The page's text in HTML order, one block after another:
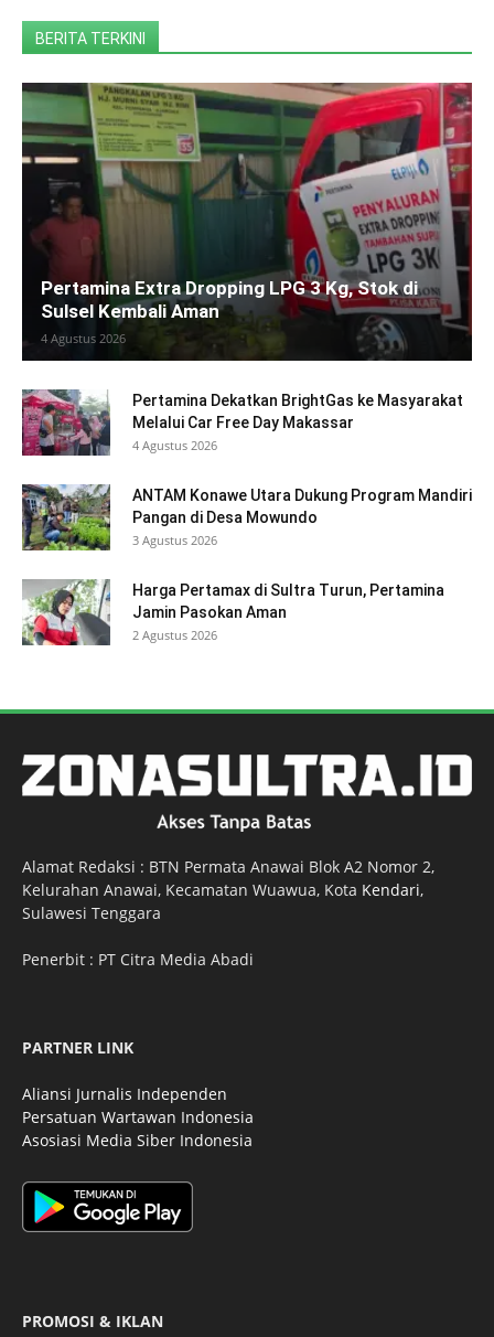
BERITA TERKINI
Pertamina Extra Dropping LPG 3 Kg, Stok di
Sulsel Kembali Aman
4 Agustus 2026
Pertamina Dekatkan BrightGas ke Masyarakat
Melalui Car Free Day Makassar
4 Agustus 2026
ANTAM Konawe Utara Dukung Program Mandiri
Pangan di Desa Mowundo
3 Agustus 2026
Harga Pertamax di Sultra Turun, Pertamina
Jamin Pasokan Aman
2 Agustus 2026
Alamat Redaksi : BTN Permata Anawai Blok A2 Nomor 2,
Kelurahan Anawai, Kecamatan Wuawua, Kota Kendari,
Sulawesi Tenggara
Penerbit : PT Citra Media Abadi
PARTNER LINK
Aliansi Jurnalis Independen
Persatuan Wartawan Indonesia
Asosiasi Media Siber Indonesia
PROMOSI & IKLAN